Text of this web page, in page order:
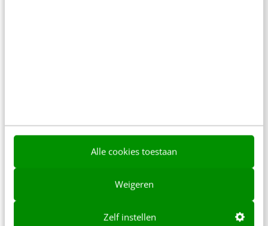
Alle cookies toestaan
Weigeren
Zelf instellen
Een fotograaf is bij jullie voor een bepaalde tijd
aanwezig en heeft die tijd om van iedereen
planning gemaakt zijn om iedereen de kans te
geven mooie foto’s te laten maken. Soms